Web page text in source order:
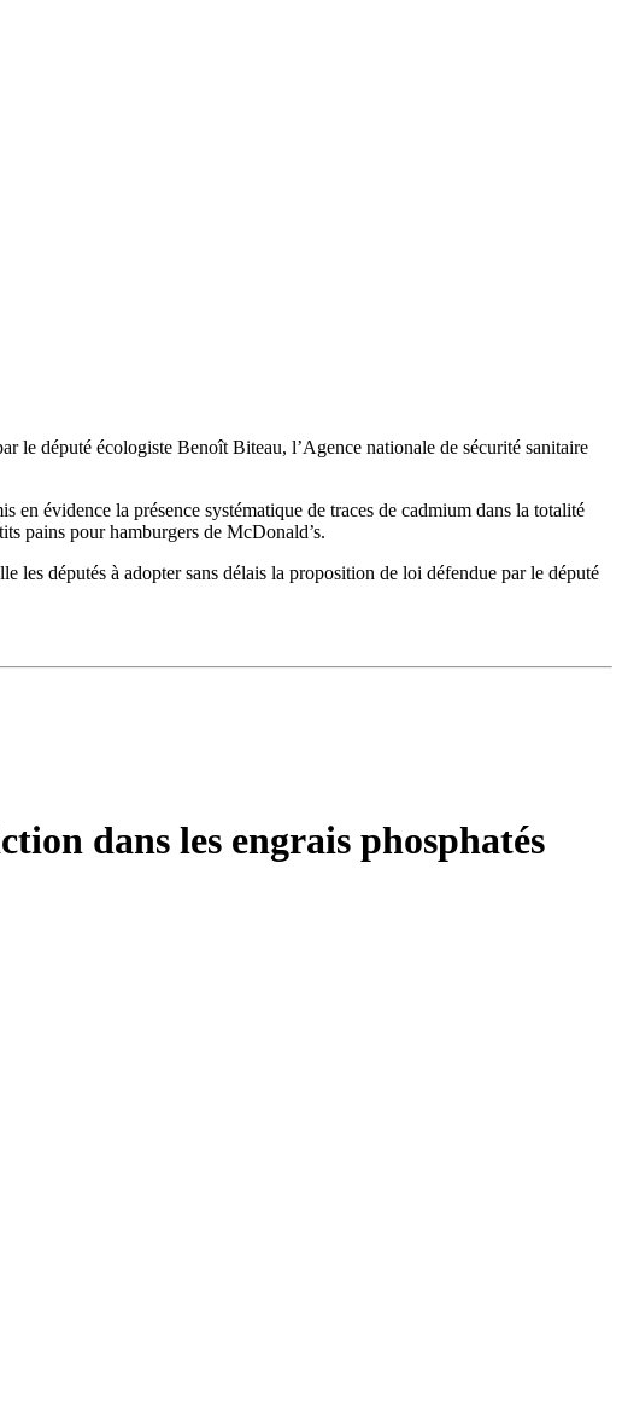
le député écologiste Benoît Biteau, l’Agence nationale de sécurité sanitaire
en évidence la présence systématique de traces de cadmium dans la totalité
pains pour hamburgers de McDonald’s.
les députés à adopter sans délais la proposition de loi défendue par le député
dans les engrais phosphatés